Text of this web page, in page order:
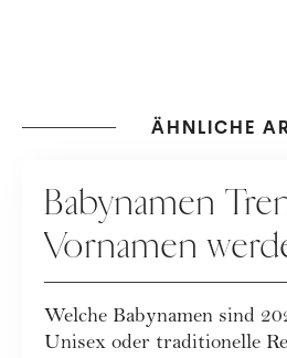
ÄHNLICHE
Babynamen
Vornamen
beliebt sein
Welche Babynamen sind
Unisex oder traditionelle